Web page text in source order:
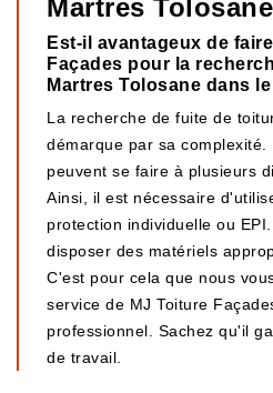
Martres
Est-il avantageux de
Façades pour la
Martres Tolosane dans
La recherche de fuite de
démarque par sa
peuvent se faire à plusieurs
Ainsi, il est nécessaire
protection individuelle ou
disposer des matériels
C'est pour cela que nous
service de MJ Toiture
professionnel. Sachez qu'il
de travail.